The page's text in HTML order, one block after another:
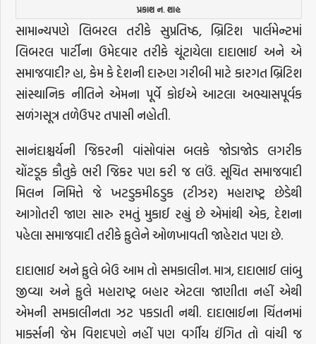
પ્રકાશ ન. શાહ
સામાન્યપણે લિબરલ તરીકે સુપ્રતિષ્ઠ, બ્રિટિશ પાર્લમેન્ટમાં
લિબરલ પાર્ટીના ઉમેદવાર તરીકે ચૂંટાયેલા દાદાભાઈ અને એ
સમાજવાદી? હા, કેમ કે દેશની દારુણ ગરીબી માટે કારગત બ્રિટિશ
સાંસ્થાનિક નીતિને એમના પૂર્વે કોઈએ આટલા અભ્યાસપૂર્વક
સળંગસૂત્ર તળેઉપર તપાસી નહોતી.
સાનંદાશ્ચર્યની જિકરની વાંસોવાંસ બલકે જોડાજોડ લગરીક
ચોંટડૂક કૌતુકે ભરી જિકર પણ કરી જ લઉં. સૂચિત સમાજવાદી
મિલન નિમિત્તે જે ખટડુકમીઠડુક (ટીઝર) મહારાષ્ટ્ર છેડેથી
આગોતરી જાણ સારુ રમતું મુકાઈ રહ્યું છે એમાંથી એક, દેશના
પહેલા સમાજવાદી તરીકે ફુલેને ઓળખાવતી જાહેરાત પણ છે.
દાદાભાઈ અને ફુલે બેઉ આમ તો સમકાલીન. માત્ર, દાદાભાઈ લાંબુ
જીવ્યા અને ફુલે મહારાષ્ટ્ર બહાર એટલા જાણીતા નહીં એથી
એમની સમકાલીનતા ઝટ પકડાતી નથી. દાદાભાઈના ચિંતનમાં
માર્ક્સની જેમ વિશદપણે નહીં પણ વર્ગીય ઈંગિત તો વાંચી જ